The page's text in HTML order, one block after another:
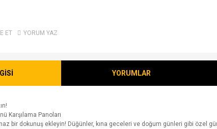
ET YORUM YAZ
YORUMLAR
Karşılama Panoları
bir dokunuş ekleyin! Düğünler, kına geceleri ve doğum günleri gibi özel